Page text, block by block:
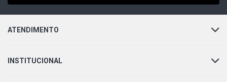
ATENDIMENTO
INSTITUCIONAL